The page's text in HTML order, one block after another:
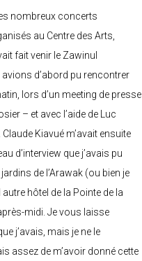
nombreux concerts
au Centre des Arts,
fait venir le Zawinul
d’abord pu rencontrer
lors d’un meeting de presse
– et avec l’aide de Luc
Kiavué m’avait ensuite
d’interview que j’avais pu
de l’Arawak (ou bien je
hôtel de la Pointe de la
midi. Je vous laisse
j’avais, mais je ne le
assez de m’avoir donné cette